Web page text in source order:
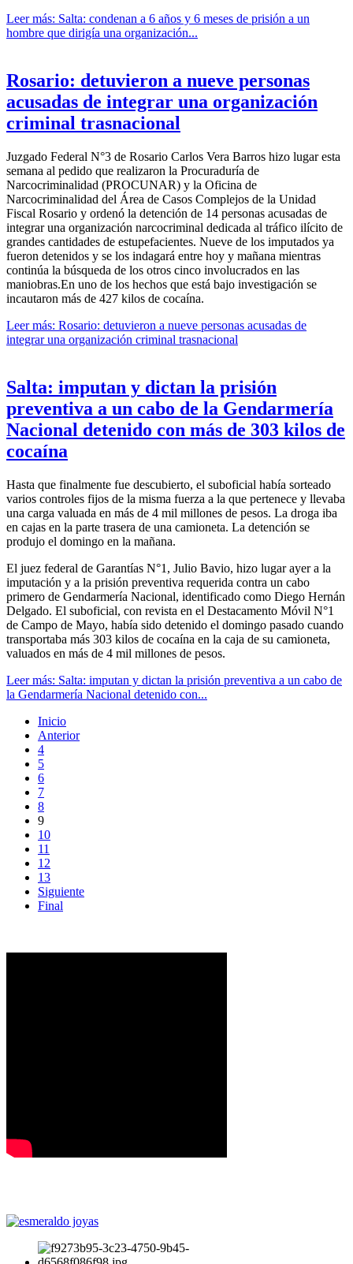
Leer más: Salta: condenan a 6 años y 6 meses de prisión a un
hombre que dirigía una organización...
Rosario: detuvieron a nueve personas
acusadas de integrar una organización
criminal trasnacional
Juzgado Federal N°3 de Rosario Carlos Vera Barros hizo lugar esta
semana al pedido que realizaron la Procuraduría de
Narcocriminalidad (PROCUNAR) y la Oficina de
Narcocriminalidad del Área de Casos Complejos de la Unidad
Fiscal Rosario y ordenó la detención de 14 personas acusadas de
integrar una organización narcocriminal dedicada al tráfico ilícito de
grandes cantidades de estupefacientes. Nueve de los imputados ya
fueron detenidos y se los indagará entre hoy y mañana mientras
continúa la búsqueda de los otros cinco involucrados en las
maniobras.En uno de los hechos que está bajo investigación se
incautaron más de 427 kilos de cocaína.
Leer más: Rosario: detuvieron a nueve personas acusadas de
integrar una organización criminal trasnacional
Salta: imputan y dictan la prisión
preventiva a un cabo de la Gendarmería
Nacional detenido con más de 303 kilos de
cocaína
Hasta que finalmente fue descubierto, el suboficial había sorteado
varios controles fijos de la misma fuerza a la que pertenece y llevaba
una carga valuada en más de 4 mil millones de pesos. La droga iba
en cajas en la parte trasera de una camioneta. La detención se
produjo el domingo en la mañana.
El juez federal de Garantías N°1, Julio Bavio, hizo lugar ayer a la
imputación y a la prisión preventiva requerida contra un cabo
primero de Gendarmería Nacional, identificado como Diego Hernán
Delgado. El suboficial, con revista en el Destacamento Móvil N°1
de Campo de Mayo, había sido detenido el domingo pasado cuando
transportaba más 303 kilos de cocaína en la caja de su camioneta,
valuados en más de 4 mil millones de pesos.
Leer más: Salta: imputan y dictan la prisión preventiva a un cabo de
la Gendarmería Nacional detenido con...
Inicio
Anterior
4
5
6
7
8
9
10
11
12
13
Siguiente
Final